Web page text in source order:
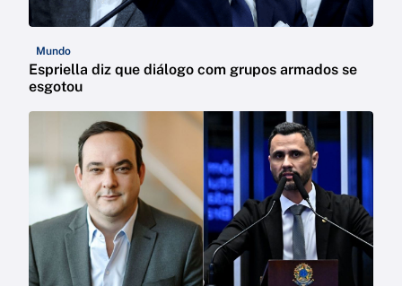
Mundo
Espriella diz que diálogo com grupos armados se
esgotou